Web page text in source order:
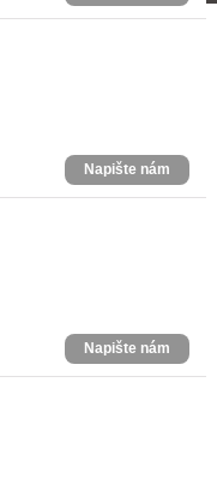
Napište nám
Napište nám